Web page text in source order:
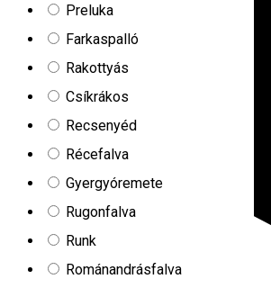
Preluka
Farkaspalló
Rakottyás
Csíkrákos
Recsenyéd
Récefalva
Gyergyóremete
Rugonfalva
Runk
Románandrásfalva